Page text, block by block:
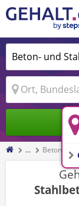
... Beton-